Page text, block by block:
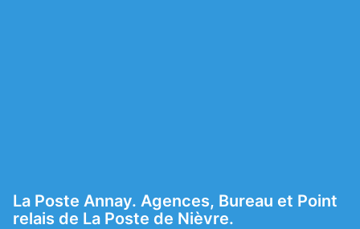
La Poste Annay. Agences, Bureau et Point
relais de La Poste de Nièvre.